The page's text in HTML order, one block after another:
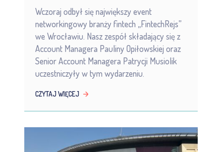
Wczoraj odbył się największy event
networkingowy branży fintech „FintechRejs”
we Wrocławiu. Nasz zespół składający się z
Account Managera Pauliny Opiłowskiej oraz
Senior Account Managera Patrycji Musiolik
uczestniczyły w tym wydarzeniu.
CZYTAJ WIĘCEJ